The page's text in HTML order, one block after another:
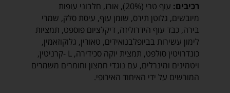
רכיבים:
עוף טרי (20%), אורז, חלבוני עופות
מיובשים, גלוטן תירס, שומן עוף, עיסת סלק, שמרי
בירה, כבד עוף הידרוליזה, דיקלציום פוספט, תמציות
לימון עשירות בביופלבנואידים, טאורין, גלוקוזאמין,
כונדרויטין סולפט, תמצית יוקה סכידירה, L -קרניטין,
ויטמינים ומינרלים, עם נוגדי חמצון וחומרים משמרים
המורשים על ידי האיחוד האירופי.